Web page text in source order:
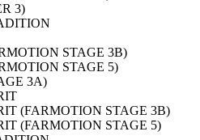
3)
STAGE 3B)
STAGE 5)
3A)
(FARMOTION STAGE 3B)
(FARMOTION STAGE 5)